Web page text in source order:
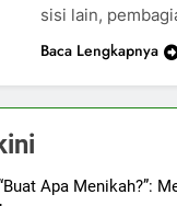
sisi lain,
Baca Lengkapnya
Apa Menikah?”: